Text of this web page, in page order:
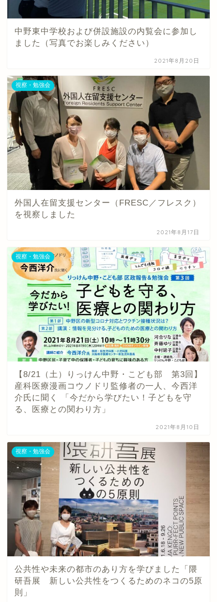
中野東中学校および併設施設の内覧会に参加し
ました（写真でお楽しみください）
2021年8月20日
視察・勉強会
外国人在留支援センター（FRESC／フレスク）
を視察しました
2021年8月17日
視察・勉強会
【8/21（土）りっけん中野・こども部 第3回】
産科医療漫画コウノドリ監修者の一人、今西洋
介氏に聞く 「今だから学びたい！子どもを守
る、医療との関わり方」
2021年8月10日
視察・勉強会
公共性や未来の都市のあり方を学びました「隈
研吾展 新しい公共性をつくるためのネコの5原
則」